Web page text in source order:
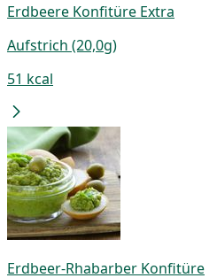
Erdbeere Konfitüre Extra
Aufstrich (20,0g)
51 kcal
Erdbeer-Rhabarber Konfitüre